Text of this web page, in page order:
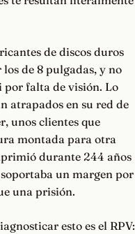
de discos duros
de 8 pulgadas, y no
falta de visión. Lo
atrapados en su red de
unos clientes que
montada para otra
durante 244 años
un margen por
una prisión.
esto es el RPV: